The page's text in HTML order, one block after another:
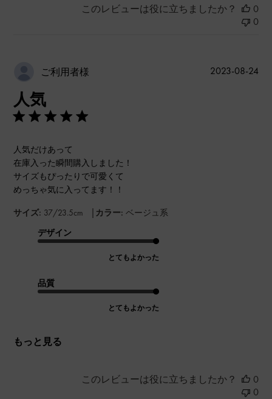
このレビューは役に立ちましたか？
0
0
ご利用者様
人気
人気だけあって
在庫入った瞬間購入しました！
サイズもぴったりで可愛くて
めっちゃ気に入ってます！！
サイズ: 37/23.5cm | カラー: ベージュ系
デザイン
とてもよかった
品質
とてもよかった
もっと見る
公
2023-08-24
このレビューは役に立ちましたか？
0
0